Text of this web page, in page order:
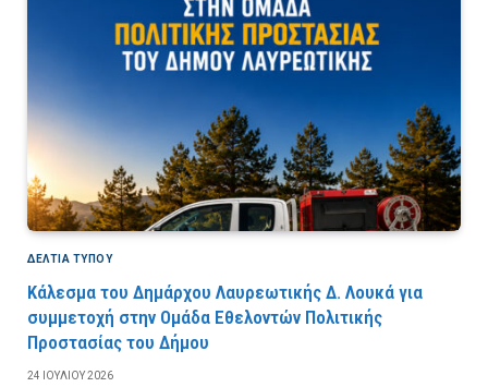
ΔΕΛΤΙΑ ΤΥΠΟΥ
Κάλεσμα του Δημάρχου Λαυρεωτικής Δ. Λουκά για
συμμετοχή στην Ομάδα Εθελοντών Πολιτικής
Προστασίας του Δήμου
24 ΙΟΥΛΊΟΥ 2026